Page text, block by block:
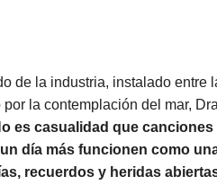
de la industria, instalado entre
la contemplación del mar,
es casualidad que
día más funcionen como
recuerdos y heridas